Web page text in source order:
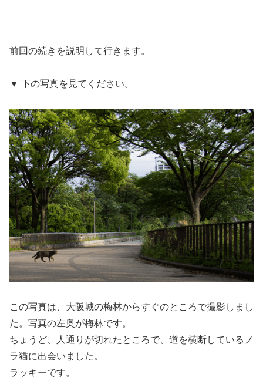
前回の続きを説明して行きます。
▼ 下の写真を見てください。
この写真は、大阪城の梅林からすぐのところで撮影しまし
た。写真の左奥が梅林です。
ちょうど、人通りが切れたところで、道を横断しているノ
ラ猫に出会いました。
ラッキーです。